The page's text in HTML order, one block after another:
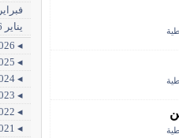
فبراير 2026
يناير 2026
◂ 2026
◂ 2025
◂ 2024
◂ 2023
◂ 2022
◂ 2021